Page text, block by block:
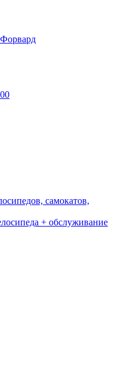
самокатов,
+ обслуживание